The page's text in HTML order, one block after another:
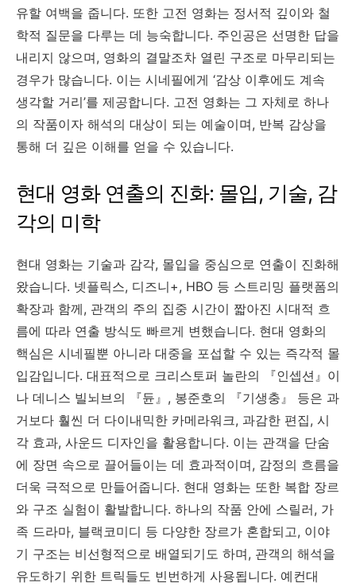
유할 여백을 줍니다. 또한 고전 영화는 정서적 깊이와 철
학적 질문을 다루는 데 능숙합니다. 주인공은 선명한 답을
내리지 않으며, 영화의 결말조차 열린 구조로 마무리되는
경우가 많습니다. 이는 시네필에게 ‘감상 이후에도 계속
생각할 거리’를 제공합니다. 고전 영화는 그 자체로 하나
의 작품이자 해석의 대상이 되는 예술이며, 반복 감상을
통해 더 깊은 이해를 얻을 수 있습니다.
현대 영화 연출의 진화: 몰입, 기술, 감
각의 미학
현대 영화는 기술과 감각, 몰입을 중심으로 연출이 진화해
왔습니다. 넷플릭스, 디즈니+, HBO 등 스트리밍 플랫폼의
확장과 함께, 관객의 주의 집중 시간이 짧아진 시대적 흐
름에 따라 연출 방식도 빠르게 변했습니다. 현대 영화의
핵심은 시네필뿐 아니라 대중을 포섭할 수 있는 즉각적 몰
입감입니다. 대표적으로 크리스토퍼 놀란의 『인셉션』이
나 데니스 빌뇌브의 『듄』, 봉준호의 『기생충』 등은 과
거보다 훨씬 더 다이내믹한 카메라워크, 과감한 편집, 시
각 효과, 사운드 디자인을 활용합니다. 이는 관객을 단숨
에 장면 속으로 끌어들이는 데 효과적이며, 감정의 흐름을
더욱 극적으로 만들어줍니다. 현대 영화는 또한 복합 장르
와 구조 실험이 활발합니다. 하나의 작품 안에 스릴러, 가
족 드라마, 블랙코미디 등 다양한 장르가 혼합되고, 이야
기 구조는 비선형적으로 배열되기도 하며, 관객의 해석을
유도하기 위한 트릭들도 빈번하게 사용됩니다. 예컨대